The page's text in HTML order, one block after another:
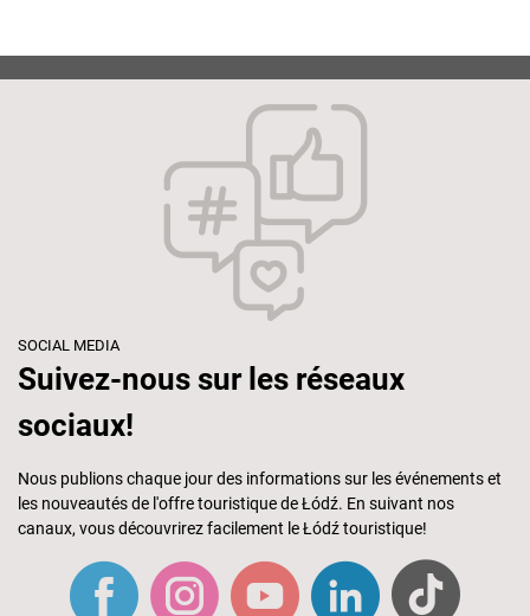
SOCIAL MEDIA
Suivez-nous sur les réseaux
sociaux!
Nous publions chaque jour des informations sur les événements et
les nouveautés de l'offre touristique de Łódź. En suivant nos
canaux, vous découvrirez facilement le Łódź touristique!